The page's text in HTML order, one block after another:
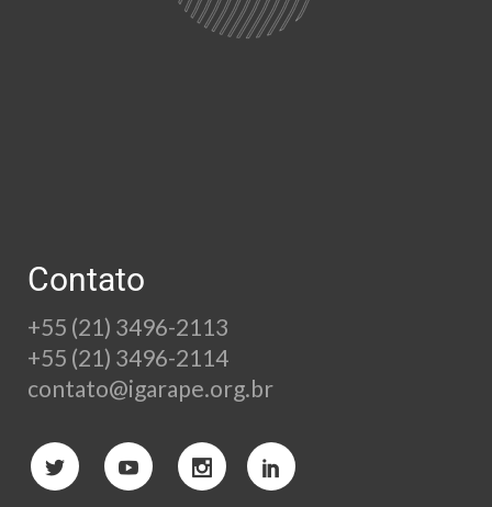
Contato
+55 (21) 3496-2113
+55 (21) 3496-2114
contato@igarape.org.br